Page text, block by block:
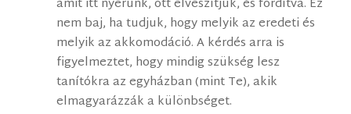
amit itt nyerünk, ott elveszítjük, és fordítva. Ez
nem baj, ha tudjuk, hogy melyik az eredeti és
melyik az akkomodáció. A kérdés arra is
figyelmeztet, hogy mindig szükség lesz
tanítókra az egyházban (mint Te), akik
elmagyarázzák a különbséget.